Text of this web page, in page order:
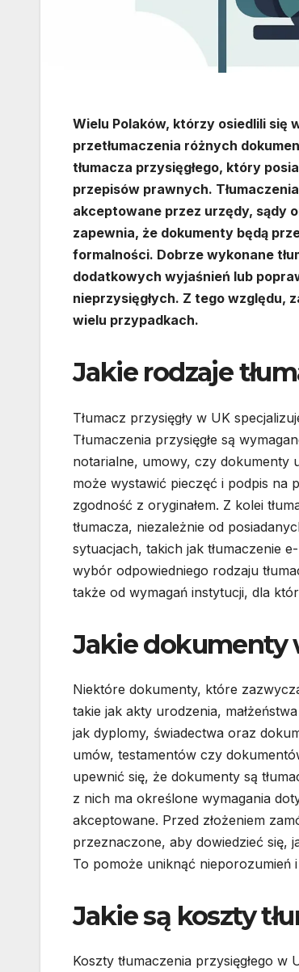
Wielu Polaków, którzy osiedlili się
przetłumaczenia różnych
tłumacza przysięgłego, który
przepisów prawnych.
akceptowane przez urzędy, sądy
zapewnia, że dokumenty będą
formalności. Dobrze wykonane
dodatkowych wyjaśnień lub
nieprzysięgłych. Z tego względu,
wielu przypadkach.
Jakie rodzaje
Tłumacz przysięgły w UK
Tłumaczenia przysięgłe są
notarialne, umowy, czy dokumenty
może wystawić pieczęć i podpis na
zgodność z oryginałem. Z kolei
tłumacza, niezależnie od
sytuacjach, takich jak tłumaczenie
wybór odpowiedniego rodzaju
także od wymagań instytucji, dla
Jakie dokumenty
Niektóre dokumenty, które
takie jak akty urodzenia,
jak dyplomy, świadectwa oraz
umów, testamentów czy
upewnić się, że dokumenty są
z nich ma określone wymagania
akceptowane. Przed złożeniem
przeznaczone, aby dowiedzieć się,
To pomoże uniknąć nieporozumień
Jakie są koszty
Koszty tłumaczenia przysięgłego